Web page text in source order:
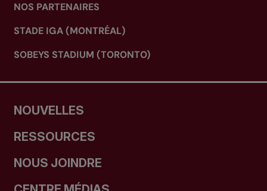
NOS PARTENAIRES
STADE IGA (MONTRÉAL)
SOBEYS STADIUM (TORONTO)
NOUVELLES
RESSOURCES
NOUS JOINDRE